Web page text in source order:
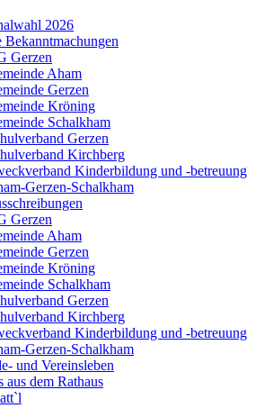
2026
Gerzen
Aham
Gerzen
Kröning
Schalkham
Gerzen
Kirchberg
Kinderbildung und -betreuung
Gerzen-Schalkham
Gerzen
Aham
Gerzen
Kröning
Schalkham
Gerzen
Kirchberg
Kinderbildung und -betreuung
Gerzen-Schalkham
und Vereinsleben
aus dem Rathaus